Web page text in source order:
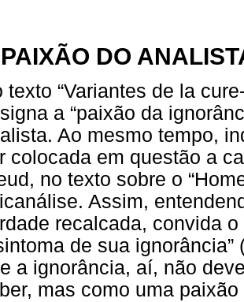
DO
texto “Variantes de la
a “paixão da
Ao mesmo tempo,
colocada em questão a
no texto sobre o
Assim,
recalcada, convida
de sua
a ignorância, aí, não
mas como uma